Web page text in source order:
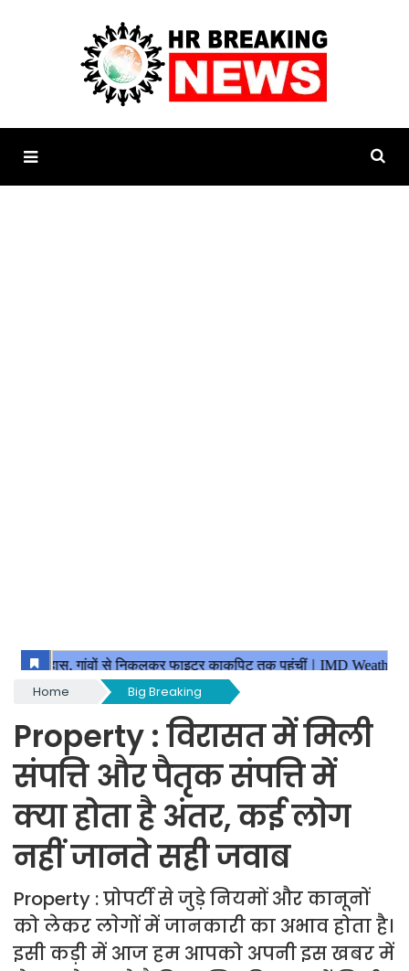
Home Big Breaking
Property : विरासत में मिली
संपत्ति और पैतृक संपत्ति में
क्या होता है अंतर, कई लाेग
नहीं जानते सही जवाब
Property : प्रोपर्टी से जुड़े नियमों और कानूनों
को लेकर लाेगों में जानकारी का अभाव होता है।
इसी कड़ी में आज हम आपको अपनी इस खबर में